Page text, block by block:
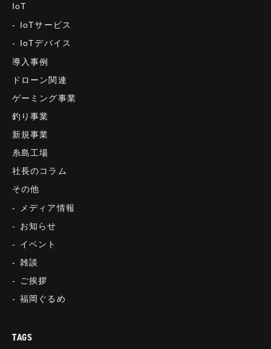
IoT
IoTサービス
IoTデバイス
導入事例
ドローン関連
ゲーミング事業
釣り事業
新規事業
糸島工場
社長のコラム
その他
メディア情報
お知らせ
イベント
雑談
ご挨拶
福岡ぐるめ
TAGS